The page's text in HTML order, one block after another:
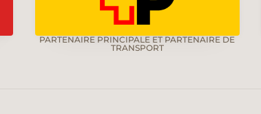
PARTENAIRE PRINCIPALE ET PARTENAIRE DE
TRANSPORT